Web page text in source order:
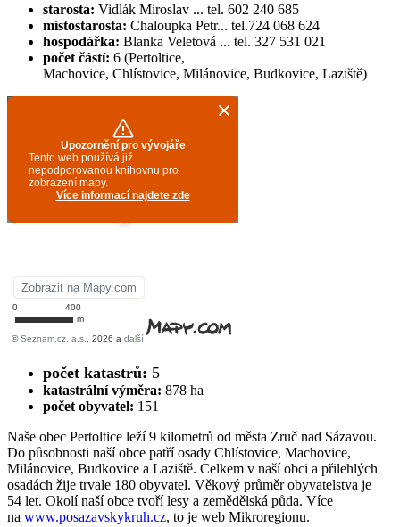
starosta: Vidlák Miroslav ... tel. 602 240 685
místostarosta: Chaloupka Petr... tel.724 068 624
hospodářka: Blanka Veletová ... tel. 327 531 021
počet částí: 6 (Pertoltice,
Machovice, Chlístovice, Milánovice, Budkovice, Laziště)
počet katastrů: 5
katastrální výměra: 878 ha
počet obyvatel: 151
Naše obec Pertoltice leží 9 kilometrů od města Zruč nad Sázavou.
Do působnosti naší obce patří osady Chlístovice, Machovice,
Milánovice, Budkovice a Laziště. Celkem v naší obci a přilehlých
osadách žije trvale 180 obyvatel. Věkový průměr obyvatelstva je
54 let. Okolí naší obce tvoří lesy a zemědělská půda. Více
na www.posazavskykruh.cz, to je web Mikroregionu.